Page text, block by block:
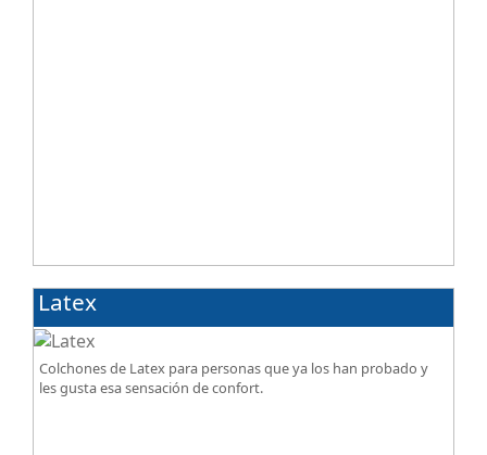
Latex
Colchones de Latex para personas que ya los han probado y
les gusta esa sensación de confort.